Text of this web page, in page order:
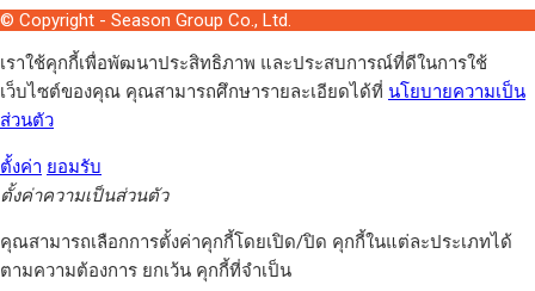
© Copyright - Season Group Co., Ltd.
เราใช้คุกกี้เพื่อพัฒนาประสิทธิภาพ และประสบการณ์ที่ดีในการใช้
เว็บไซต์ของคุณ คุณสามารถศึกษารายละเอียดได้ที่ นโยบายความเป็น
ส่วนตัว
ตั้งค่า ยอมรับ
ตั้งค่าความเป็นส่วนตัว
คุณสามารถเลือกการตั้งค่าคุกกี้โดยเปิด/ปิด คุกกี้ในแต่ละประเภทได้
ตามความต้องการ ยกเว้น คุกกี้ที่จำเป็น